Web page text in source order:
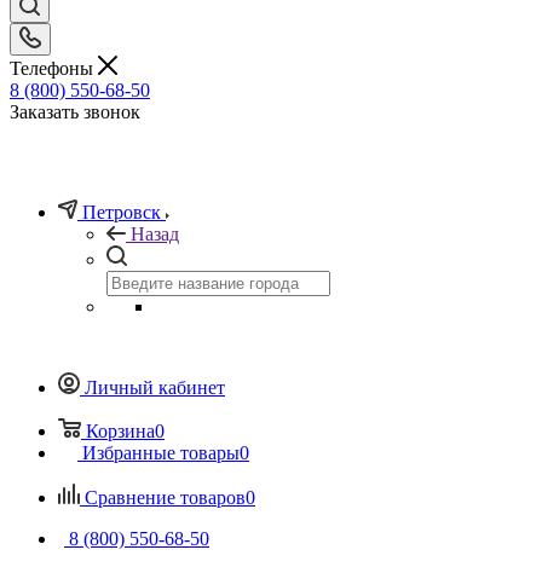
Телефоны
8 (800) 550-68-50
Заказать звонок
Петровск
Назад
Личный кабинет
Корзина0
Избранные товары0
Сравнение товаров0
8 (800) 550-68-50